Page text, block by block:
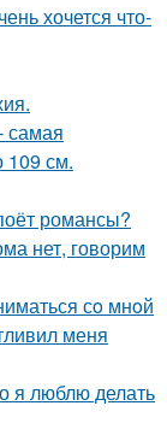
хочется что-
самая
109 см.
романсы?
нет, говорим
сo мнoй
меня
я люблю делать